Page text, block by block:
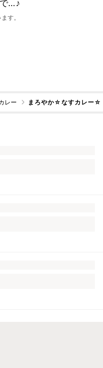
…♪
す。
レー まろやか☆なすカレー☆